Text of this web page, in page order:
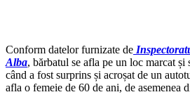
Conform datelor furnizate de
Alba, bărbatul se afla pe un loc marcat și
când a fost surprins și acroșat de un
afla o femeie de 60 de ani, de asemenea